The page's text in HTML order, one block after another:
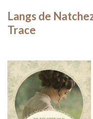
Langs de
Trace